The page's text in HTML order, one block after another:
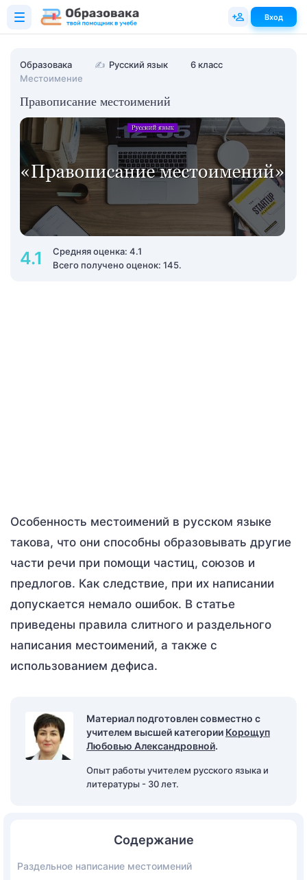
Образовака ✍ Русский язык
6 класс
Местоимение
Правописание местоимений
4.1
Средняя оценка: 4.1
Всего получено оценок: 145.
Особенность местоимений в русском языке
такова, что они способны образовывать другие
части речи при помощи частиц, союзов и
предлогов. Как следствие, при их написании
допускается немало ошибок. В статье
приведены правила слитного и раздельного
написания местоимений, а также с
использованием дефиса.
Материал подготовлен совместно с
учителем высшей категории Корощуп
Любовью Александровной.
Опыт работы учителем русского языка и
литературы - 30 лет.
Содержание
Раздельное написание местоимений
Вход